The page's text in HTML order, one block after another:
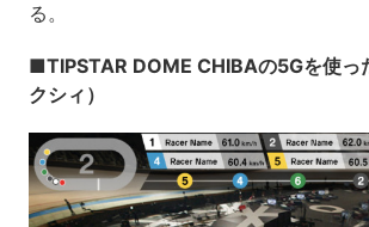
る。
■TIPSTAR DOME CHIBAの5Gを使っ
クシィ）